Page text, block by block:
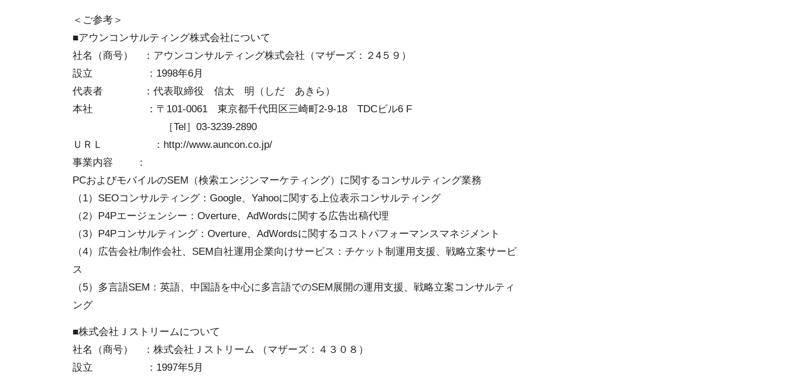
＜ご参考＞
■アウンコンサルティング株式会社について
社名（商号） ：アウンコンサルティング株式会社（マザーズ：２4５９）
設立 ：1998年6月
代表者 ：代表取締役 信太 明（しだ あきら）
本社 ：〒101-0061 東京都千代田区三崎町2-9-18 TDCビル6 F
［Tel］03-3239-2890
ＵＲＬ ：http://www.auncon.co.jp/
事業内容 ：
PCおよびモバイルのSEM（検索エンジンマーケティング）に関するコンサルティング業務
（1）SEOコンサルティング：Google、Yahooに関する上位表示コンサルティング
（2）P4Pエージェンシー：Overture、AdWordsに関する広告出稿代理
（3）P4Pコンサルティング：Overture、AdWordsに関するコストパフォーマンスマネジメント
（4）広告会社/制作会社、SEM自社運用企業向けサービス：チケット制運用支援、戦略立案サービ
ス
（5）多言語SEM：英語、中国語を中心に多言語でのSEM展開の運用支援、戦略立案コンサルティ
ング
■株式会社Ｊストリームについて
社名（商号） ：株式会社Ｊストリーム （マザーズ：４３０８）
設立 ：1997年5月